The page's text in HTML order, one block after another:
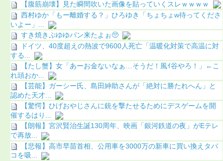
【腹筋崩壊】見た瞬間吹いた画像を貼っていくスレｗｗｗｗ
西村ゆか「もー離婚する？」ひろゆき「ちょちょw待ってくださ
いよー」...
すき焼きぷゆゆパン来たよぉ🥺
ドイツ、40度超えの熱波で9600人死亡「温暖化対策で高温に対
する...
【たし蟹】女「あーお金ないなぁ…そうだ！風ｲ谷やろ！」←こ
れ頭おか...
【芸能】ガーシー氏、島田紳助さんが「絶対に勝たれへん」と
認めた天才...
【驚愕】ひげおやじさんに銃を撃たせるためにデスゲームを開
催するはり...
【朗報】宮沢賢治生誕130周年、映画「銀河鉄道の夜」がEテレ
で再放...
【悲報】高市早苗首相、公用車を3000万の新車に買い換えタバ
コを吸...